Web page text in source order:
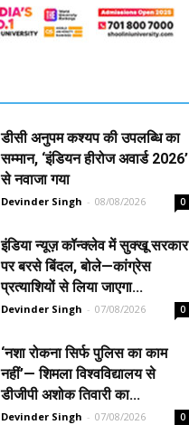
डीसी अनुपम कश्यप की उपलब्धि का
सम्मान, ‘इंडियन हीरोज अवार्ड 2026’
से नवाजा गया
Devinder Singh - 08/08/2026 0
इंडिया न्यूज़ कॉन्क्लेव में सुक्खू सरकार
पर बरसे बिंदल, बोले—कांग्रेस
प्रत्याशियों से लिया जाएगा...
Devinder Singh - 07/08/2026 0
‘नशा रोकना सिर्फ पुलिस का काम
नहीं’— शिमला विश्वविद्यालय से
डीजीपी अशोक तिवारी का...
Devinder Singh - 07/08/2026 0